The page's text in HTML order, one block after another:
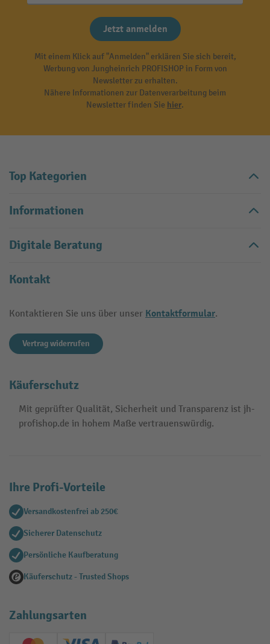
Jetzt anmelden
Mit einem Klick auf "Anmelden" erklären Sie sich bereit,
Werbung von Jungheinrich PROFISHOP in Form von
Newsletter zu erhalten.
Nähere Informationen zur Datenverarbeitung beim
Newsletter finden Sie hier.
Top Kategorien
Informationen
Digitale Beratung
Kontakt
Kontaktieren Sie uns über unser Kontaktformular.
Vertrag widerrufen
Käuferschutz
Mit geprüfter Qualität, Sicherheit und Transparenz ist jh-
profishop.de in hohem Maße vertrauenswürdig.
Ihre Profi-Vorteile
Versandkostenfrei ab 250€
Sicherer Datenschutz
Persönliche Kaufberatung
Käuferschutz - Trusted Shops
Zahlungsarten